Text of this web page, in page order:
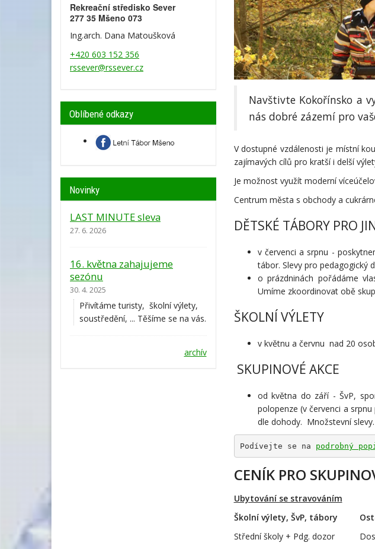
Navštivte Kokořínsko a
nás dobré zázemí pro
V dostupné vzdálenosti je místní
zajímavých cílů pro kratší i delší
Je možnost využít moderní
Centrum města s obchody a
DĚTSKÉ TÁBORY PRO
v červenci a srpnu -
tábor. Slevy pro pedagogický
o prázdninách pořádáme
Umíme zkoordinovat obě
ŠKOLNÍ VÝLETY
v květnu a červnu nad 20
SKUPINOVÉ AKCE
od května do září - ŠvP,
polopenze (v červenci a
dle dohody. Množstevní slevy.
Podívejte se na podrobný
CENÍK PRO
Ubytování se stravováním
Školní výlety, ŠvP, tábory
Střední školy + Pdg. dozor
Rekreační středisko Sever
277 35 Mšeno 073
Ing.arch. Dana Matoušková
+420 603 152 356
rssever@rssever.cz
Oblíbené odkazy
Novinky
LAST MINUTE sleva
27. 6. 2026
16. května zahajujeme
sezónu
30. 4. 2025
Přivítáme turisty, školní výlety,
soustředění, ... Těšíme se na vás.
archív